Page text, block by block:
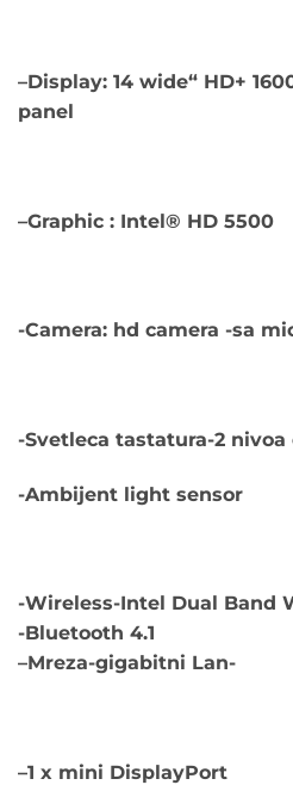
–Display: 14 wide“ HD+
panel
–Graphic : Intel® HD 5500
-Camera: hd camera -sa
-Svetleca tastatura-2
-Ambijent light sensor
-Wireless-Intel Dual Band
-Bluetooth 4.1
–Mreza-gigabitni Lan-
–1 x mini DisplayPort